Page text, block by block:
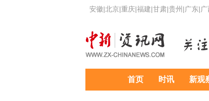
安徽|北京|重庆|福建|甘肃|贵州 |广东|
首页 时讯 新观